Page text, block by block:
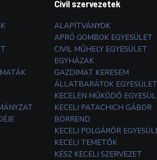
Civil szervezetek
ALAPÍTVÁNYOK
APRÓ GOMBOK EGYESÜLET
CIVIL MŰHELY EGYESÜLET
EGYHÁZAK
GAZDIMAT KERESEM
ÁLLATBARÁTOK
KECELEN MŰKÖDŐ
KECELI PATACHICH GÁBOR
BORREND
KECELI POLGÁRŐR
KECELI TEMETŐK
KÉSZ KECELI SZERVEZET